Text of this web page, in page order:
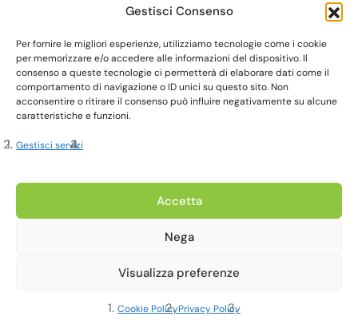
Gestisci Consenso
Per fornire le migliori esperienze, utilizziamo tecnologie come i cookie
per memorizzare e/o accedere alle informazioni del dispositivo. Il
consenso a queste tecnologie ci permetterà di elaborare dati come il
comportamento di navigazione o ID unici su questo sito. Non
acconsentire o ritirare il consenso può influire negativamente su alcune
caratteristiche e funzioni.
Gestisci servizi
Accetta
Nega
Visualizza preferenze
Cookie PolicyPrivacy Policy
Copyright 2023, Cardine srl. All Rights Reserved
Cookie Policy |
Realizzato da Web-Arte.it